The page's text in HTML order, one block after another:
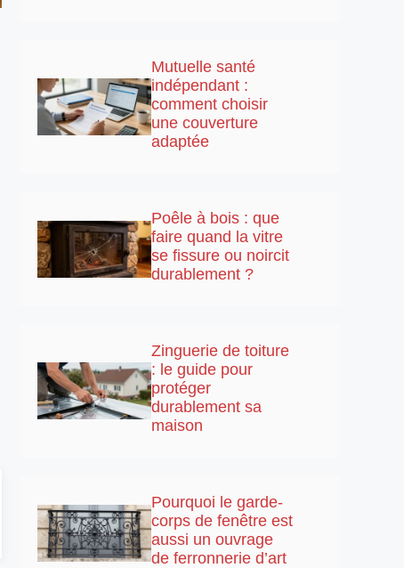
Mutuelle santé
indépendant :
comment choisir
une couverture
adaptée
Poêle à bois : que
faire quand la vitre
se fissure ou noircit
durablement ?
Zinguerie de toiture
: le guide pour
protéger
durablement sa
maison
Pourquoi le garde-
corps de fenêtre est
aussi un ouvrage
de ferronnerie d’art